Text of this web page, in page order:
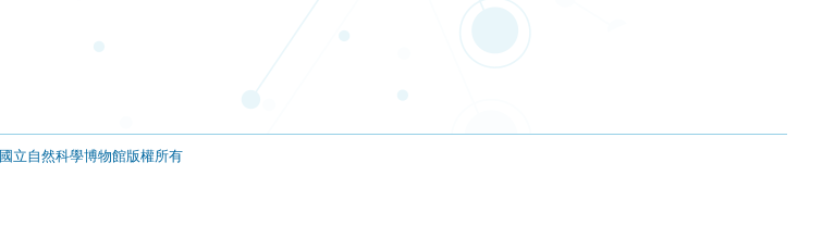
國立自然科學博物館版權所有